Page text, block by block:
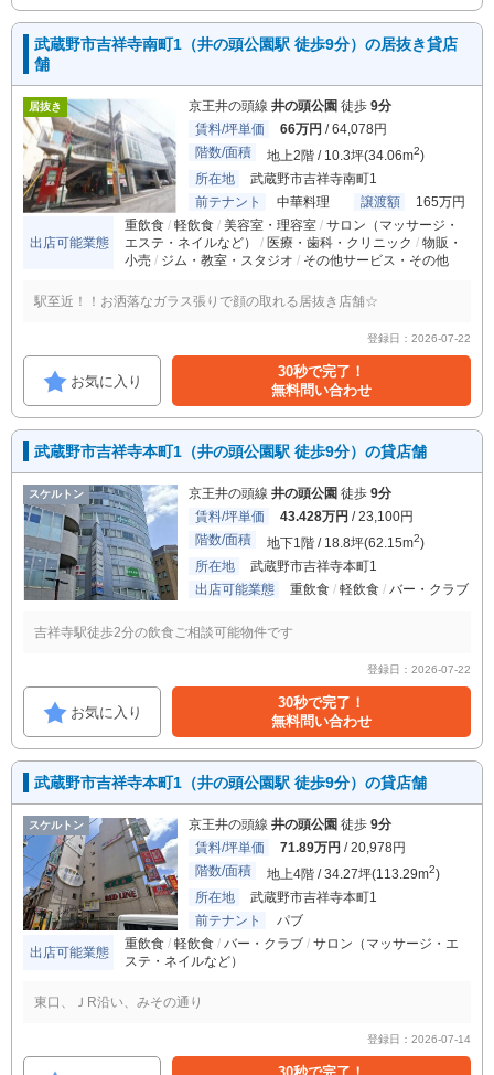
武蔵野市吉祥寺南町1（井の頭公園駅 徒歩9分）の居抜き貸店
舗
居抜き 京王井の頭線 井の頭公園 徒歩 9分
賃料/坪単価
66万円 / 64,078円
階数/面積
地上2階 / 10.3坪(34.06m2)
所在地
武蔵野市吉祥寺南町1
前テナント
中華料理 譲渡額 165万円
出店可能業態
重飲食 軽飲食 美容室・理容室
サロン（マッサージ・
エステ・ネイルなど）
医療・歯科・クリニック
物販・
小売
ジム・教室・スタジオ その他サービス・その他
駅至近！！お洒落なガラス張りで顔の取れる居抜き店舗☆
登録日：2026-07-22
お気に入り
30秒で完了！
無料問い合わせ
武蔵野市吉祥寺本町1（井の頭公園駅 徒歩9分）の貸店舗
スケルトン 京王井の頭線 井の頭公園 徒歩 9分
賃料/坪単価
43.428万円 / 23,100円
階数/面積
地下1階 / 18.8坪(62.15m2)
所在地
武蔵野市吉祥寺本町1
出店可能業態
重飲食 軽飲食 バー・クラブ
吉祥寺駅徒歩2分の飲食ご相談可能物件です
登録日：2026-07-22
お気に入り
30秒で完了！
無料問い合わせ
武蔵野市吉祥寺本町1（井の頭公園駅 徒歩9分）の貸店舗
スケルトン 京王井の頭線 井の頭公園 徒歩 9分
賃料/坪単価
71.89万円 / 20,978円
階数/面積
地上4階 / 34.27坪(113.29m2)
所在地
武蔵野市吉祥寺本町1
前テナント
パブ
出店可能業態
重飲食 軽飲食 バー・クラブ
サロン（マッサージ・エ
ステ・ネイルなど）
東口、ＪR沿い、みその通り
登録日：2026-07-14